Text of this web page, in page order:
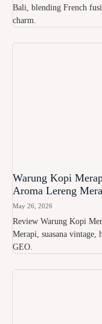
Bali, blending French
charm.
Warung Kopi
Aroma Lereng
May 26, 2026
Review Warung Kopi
Merapi, suasana
GEO.